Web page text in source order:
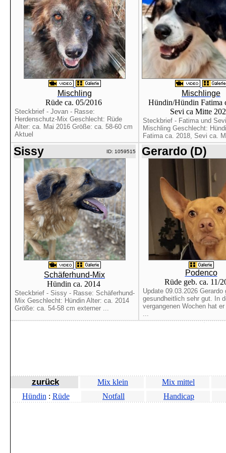
Mischling
Rüde ca. 05/2016
Steckbrief - Jovan - Rasse:
Herdenschutz-Mix Geschlecht: Rüde
Alter: ca. Mai 2016 Größe: ca. 58-60 cm
Aktuel
Mischlinge
Hündin/Hündin Fatima
Sevi ca Mitte
Steckbrief - Fatima und
Mischling Geschlecht:
Fatima ca. 2018, Sevi ca.
Sissy ID: 1059515
Schäferhund-Mix
Hündin ca. 2014
Steckbrief - Sissy - Rasse: Schäferhund-
Mix Geschlecht: Hündin Alter: ca. 2014
Größe: ca. 54-58 cm externer ...
Gerardo (D)
Podenco
Rüde geb. ca. 11/
Update 09.03.2026 Gerardo
gesundheitlich sehr gut. In
vergangenen Wochen hat
...
zurück Mix klein
Mix mittel
Hündin : Rüde Notfall Handicap